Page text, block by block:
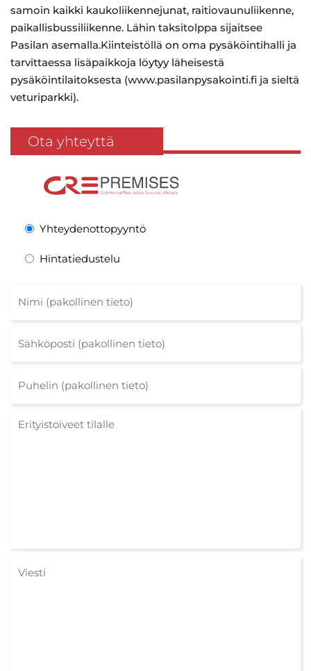
samoin kaikki kaukoliikennejunat, raitiovaunuliikenne,
paikallisbussiliikenne. Lähin taksitolppa sijaitsee
Pasilan asemalla.Kiinteistöllä on oma pysäköintihalli ja
tarvittaessa lisäpaikkoja löytyy läheisestä
pysäköintilaitoksesta (www.pasilanpysakointi.fi ja sieltä
veturiparkki).
Ota yhteyttä
Yhteydenottopyyntö
Hintatiedustelu